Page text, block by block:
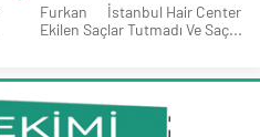
Furkan İstanbul Hair Center
Ekilen Saçlar Tutmadı Ve Saç...